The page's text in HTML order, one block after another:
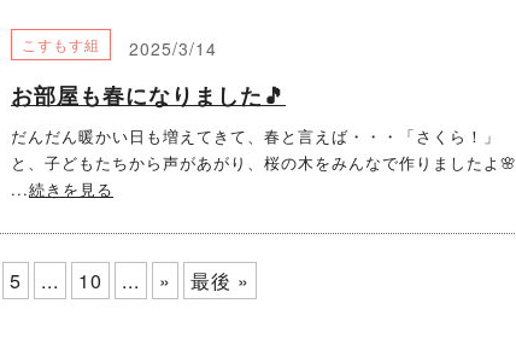
こすもす組 2025/3/14
お部屋も春になりました🎵
だんだん暖かい日も増えてきて、春と言えば・・・「さくら！」
と、子どもたちから声があがり、桜の木をみんなで作りましたよ🌸
...続きを見る
5 ... 10 ... » 最後 »